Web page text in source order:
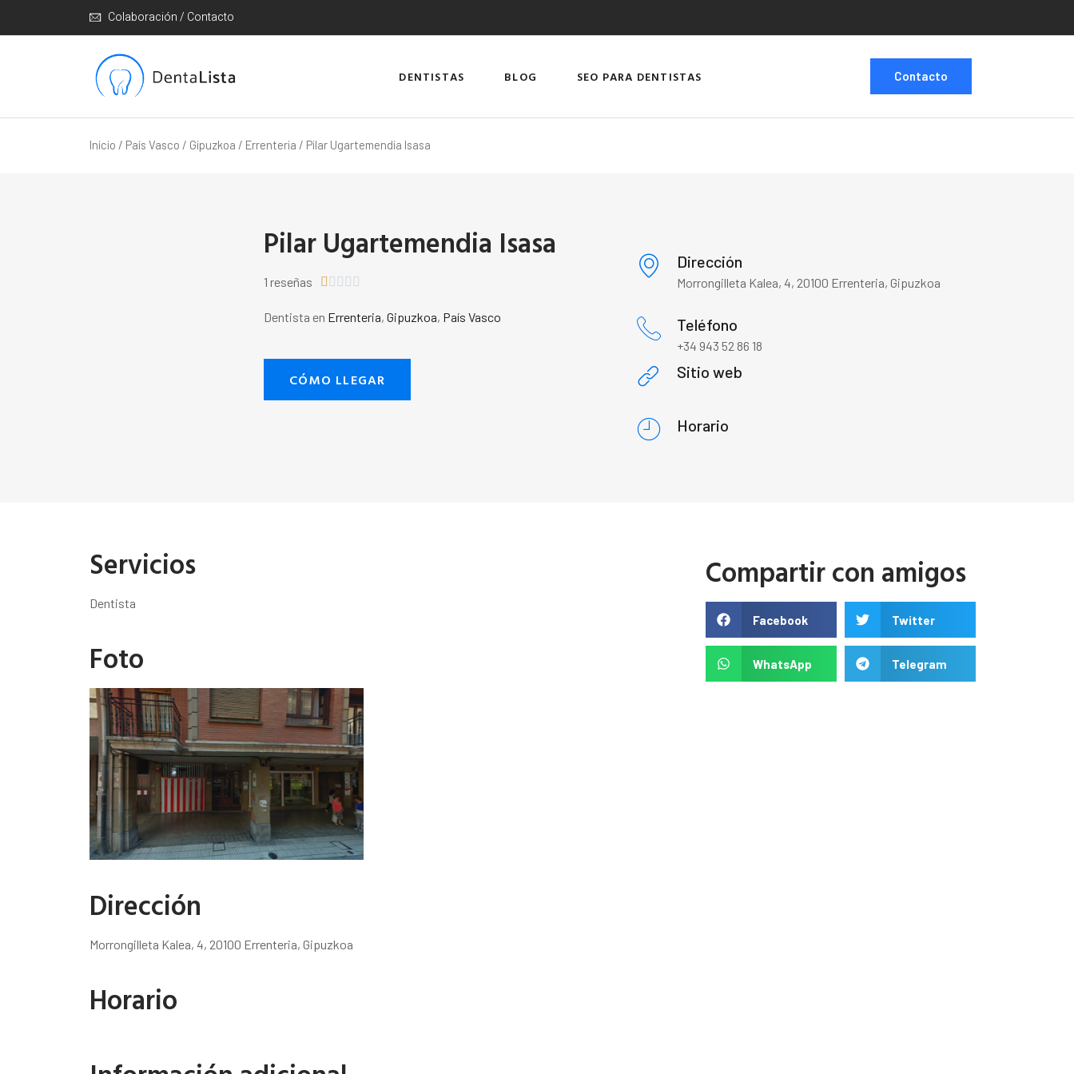
Colaboración / Contacto
DENTISTAS BLOG SEO PARA DENTISTAS Contacto
Inicio / País Vasco / Gipuzkoa / Errenteria / Pilar Ugartemendia Isasa
Pilar Ugartemendia Isasa
1 reseñas     
Dentista en Errenteria,Gipuzkoa, País Vasco
CÓMO LLEGAR
Dirección
Morrongilleta Kalea, 4, 20100 Errenteria, Gipuzkoa
Teléfono
+34 943 52 86 18
Sitio web
Horario
Servicios
Dentista
Foto
Dirección
Morrongilleta Kalea, 4, 20100 Errenteria, Gipuzkoa
Horario
Compartir con amigos
Facebook Twitter
WhatsApp Telegram